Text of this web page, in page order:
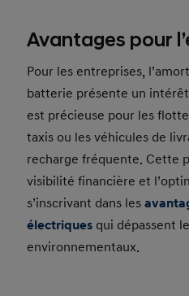
Avantages pour
Pour les entreprises,
batterie présente un
est précieuse pour les
taxis ou les véhicules de
recharge fréquente. Cette
visibilité financière et
s’inscrivant dans les
électriques qui dépassent
environnementaux.